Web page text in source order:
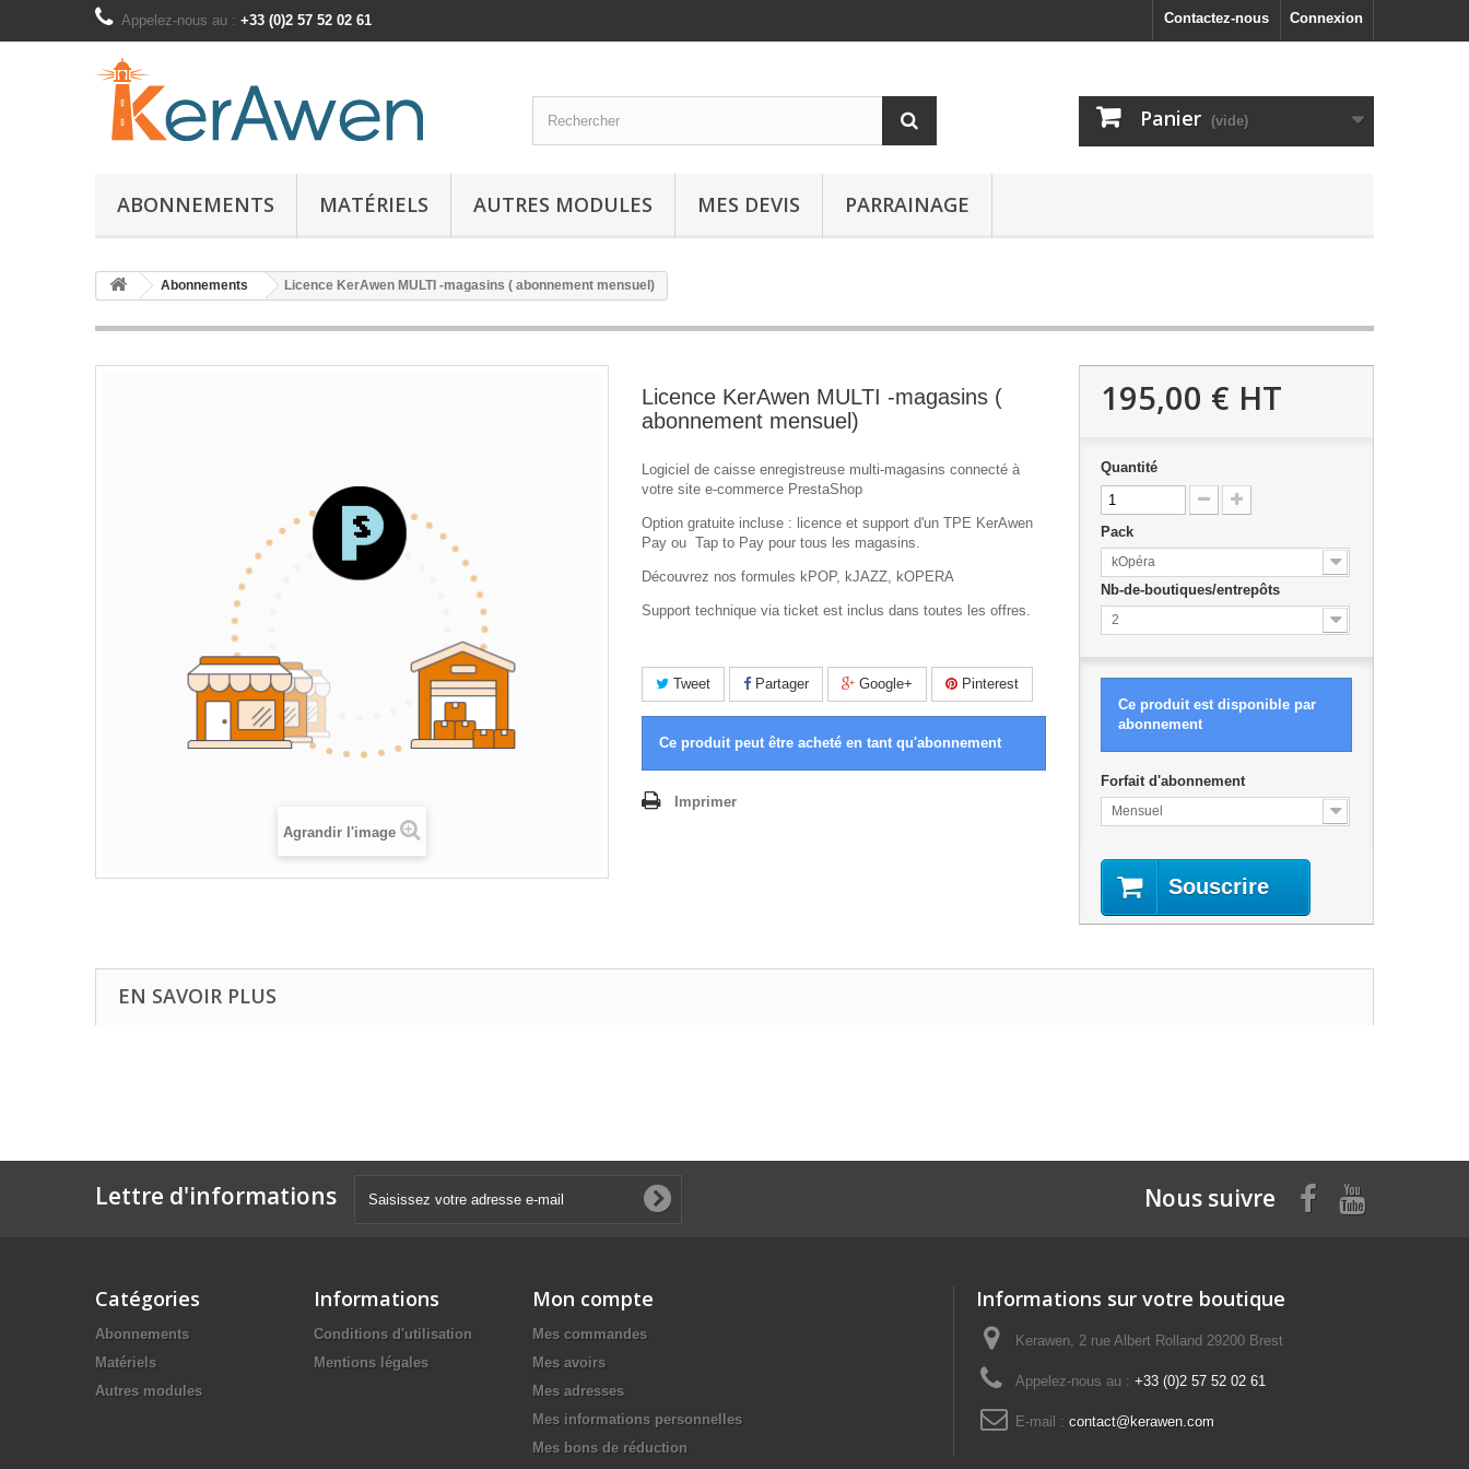
Connexion
Contactez-nous
Appelez-nous au : +33 (0)2 57 52 02 61
Panier (vide)
ABONNEMENTS MATÉRIELS AUTRES MODULES MES DEVIS PARRAINAGE
Abonnements Licence KerAwen MULTI -magasins ( abonnement mensuel)
Agrandir l'image
Licence KerAwen MULTI -magasins (
abonnement mensuel)
Logiciel de caisse enregistreuse multi-magasins connecté à
votre site e-commerce PrestaShop
Option gratuite incluse : licence et support d'un TPE KerAwen
Pay ou Tap to Pay pour tous les magasins.
Découvrez nos formules kPOP, kJAZZ, kOPERA
Support technique via ticket est inclus dans toutes les offres.
Tweet Partager Google+ Pinterest
Ce produit peut être acheté en tant qu'abonnement
Imprimer
195,00 € HT
Quantité
Pack
kOpéra
Nb-de-boutiques/entrepôts
2
Ce produit est disponible par
abonnement
Forfait d'abonnement
Mensuel
Souscrire
EN SAVOIR PLUS
Lettre d'informations Nous suivre
Catégories
Abonnements
Matériels
Autres modules
Informations
Conditions d'utilisation
Mentions légales
Mon compte
Mes commandes
Mes avoirs
Mes adresses
Mes informations personnelles
Mes bons de réduction
Informations sur votre boutique
Kerawen, 2 rue Albert Rolland 29200 Brest
Appelez-nous au : +33 (0)2 57 52 02 61
E-mail : contact@kerawen.com